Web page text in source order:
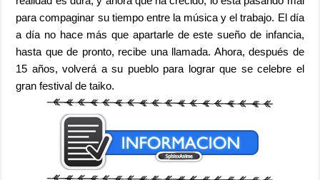
para compaginar su tiempo entre la música y el trabajo. El día
a día no hace más que apartarle de este sueño de infancia,
hasta que de pronto, recibe una llamada. Ahora, después de
15 años, volverá a su pueblo para lograr que se celebre el
gran festival de taiko.